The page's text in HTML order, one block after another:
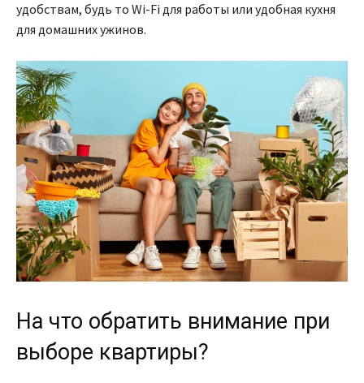
удобствам, будь то Wi-Fi для работы или удобная кухня
для домашних ужинов.
На что обратить внимание при
выборе квартиры?